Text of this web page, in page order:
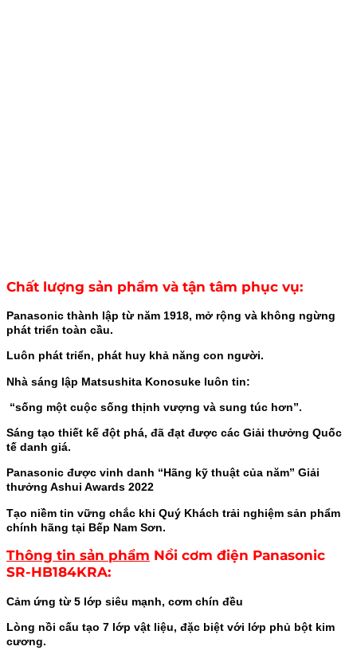
Chất lượng sản phẩm và tận tâm phục vụ:
Panasonic thành lập từ năm 1918, mở rộng và không ngừng
phát triển toàn cầu.
Luôn phát triển, phát huy khả năng con người.
Nhà sáng lập Matsushita Konosuke luôn tin:
“sống một cuộc sống thịnh vượng và sung túc hơn”.
Sáng tạo thiết kế đột phá, đã đạt được các Giải thưởng Quốc
tế danh giá.
Panasonic được vinh danh “Hãng kỹ thuật của năm” Giải
thưởng Ashui Awards 2022
Tạo niềm tin vững chắc khi Quý Khách trải nghiệm sản phẩm
chính hãng tại Bếp Nam Sơn.
Thông tin sản phẩm Nồi cơm điện Panasonic
SR-HB184KRA:
Cảm ứng từ 5 lớp siêu mạnh, cơm chín đều
Lòng nồi cấu tạo 7 lớp vật liệu, đặc biệt với lớp phủ bột kim
cương.